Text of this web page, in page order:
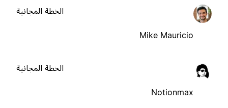
Mike Mauricio
الخطة المجانية
Notionmax
الخطة المجانية